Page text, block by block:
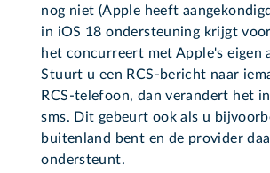
nog niet (Apple heeft
in iOS 18 ondersteuning krijgt
het concurreert met Apple's eigen
Stuurt u een RCS-bericht naar
RCS-telefoon, dan verandert het
sms. Dit gebeurt ook als u
buitenland bent en de provider
ondersteunt.